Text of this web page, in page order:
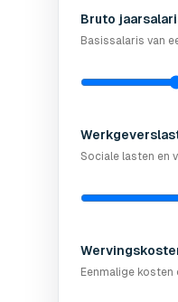
Bruto
Basissalaris van
Sociale lasten en
Eenmalige kosten